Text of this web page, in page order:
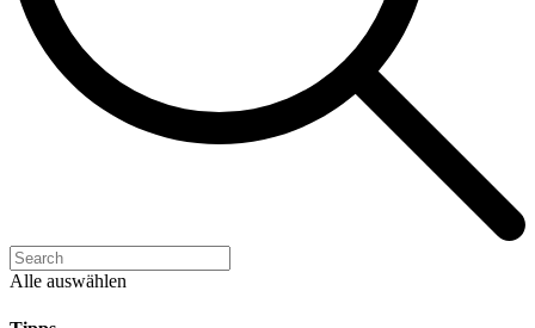
Alle auswählen